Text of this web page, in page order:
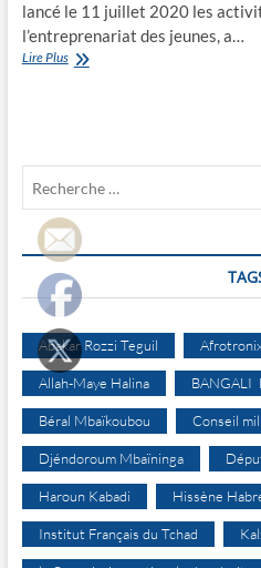
lancé le 11 juillet 2020 les
l’entreprenariat des jeunes, a…
Lire PlusLes
Abakar Rozzi Teguil
Allah-Maye Halina BANGALI
Béral Mbaïkoubou Conseil
Djéndoroum Mbaïninga
Haroun Kabadi Hissène
Institut Français du Tchad